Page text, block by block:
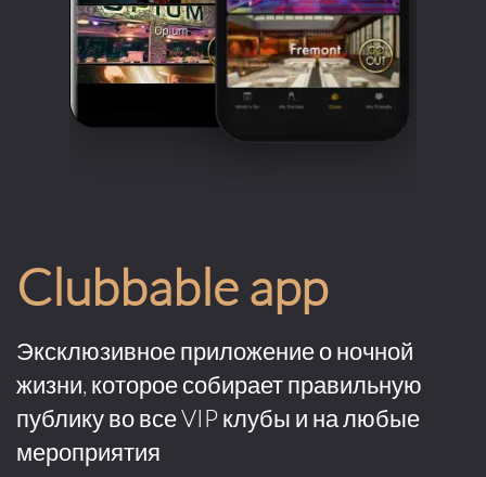
Clubbable app
Эксклюзивное приложение о ночной
жизни, которое собирает правильную
публику во все VIP клубы и на любые
мероприятия